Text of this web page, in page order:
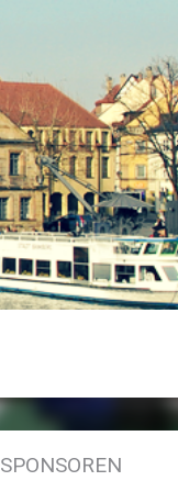
SPONSOREN